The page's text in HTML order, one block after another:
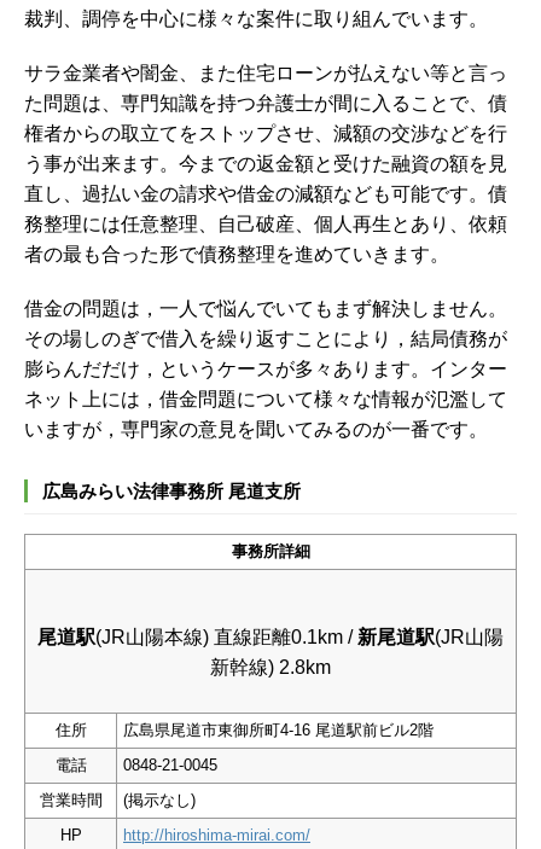
裁判、調停を中心に様々な案件に取り組んでいます。
サラ金業者や闇金、また住宅ローンが払えない等と言っ
た問題は、専門知識を持つ弁護士が間に入ることで、債
権者からの取立てをストップさせ、減額の交渉などを行
う事が出来ます。今までの返金額と受けた融資の額を見
直し、過払い金の請求や借金の減額なども可能です。債
務整理には任意整理、自己破産、個人再生とあり、依頼
者の最も合った形で債務整理を進めていきます。
借金の問題は，一人で悩んでいてもまず解決しません。
その場しのぎで借入を繰り返すことにより，結局債務が
膨らんだだけ，というケースが多々あります。インター
ネット上には，借金問題について様々な情報が氾濫して
いますが，専門家の意見を聞いてみるのが一番です。
広島みらい法律事務所 尾道支所
事務所詳細
尾道駅(JR山陽本線) 直線距離0.1km / 新尾道駅(JR山陽
新幹線) 2.8km
住所
広島県尾道市東御所町4-16 尾道駅前ビル2階
電話
0848-21-0045
営業時間
(掲示なし)
HP
http://hiroshima-mirai.com/